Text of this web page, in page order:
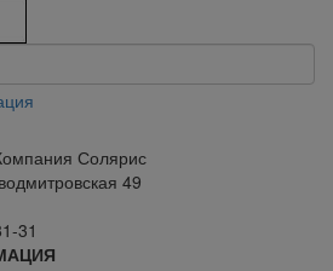
Солярис
49
31